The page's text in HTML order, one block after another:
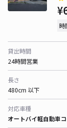
時
貸出時間
24時間営業
長さ
480cm 以下
対応車種
オートバイ軽自動車